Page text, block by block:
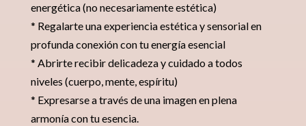
energética (no necesariamente estética)
* Regalarte una experiencia estética y sensorial en
profunda conexión con tu energía esencial
* Abrirte recibir delicadeza y cuidado a todos
niveles (cuerpo, mente, espíritu)
* Expresarse a través de una imagen en plena
armonía con tu esencia.